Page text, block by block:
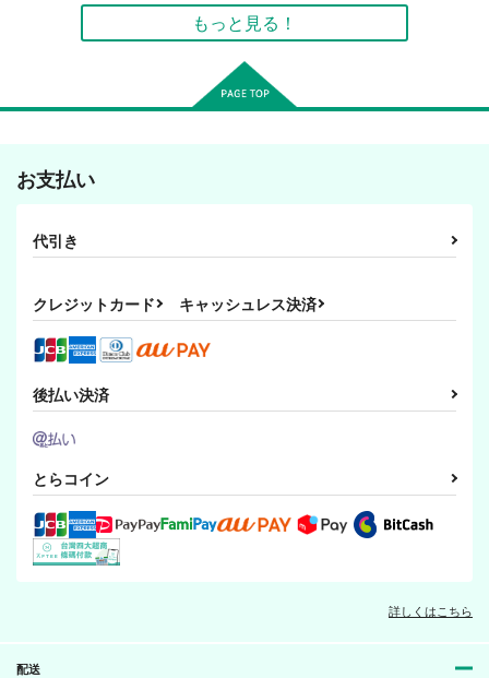
爆走スペシャル
おそ松×一松
もっと見る！
お支払い
代引き
クレジットカード キャッシュレス決済
後払い決済
とらコイン
詳しくはこちら
配送